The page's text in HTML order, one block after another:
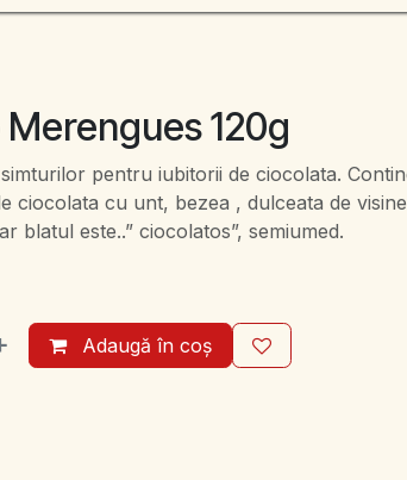
120g
pentru iubitorii de ciocolata.
ciocolata cu unt, bezea , dulceata de
blatul este..” ciocolatos”, semiumed.
Adaugă în coș